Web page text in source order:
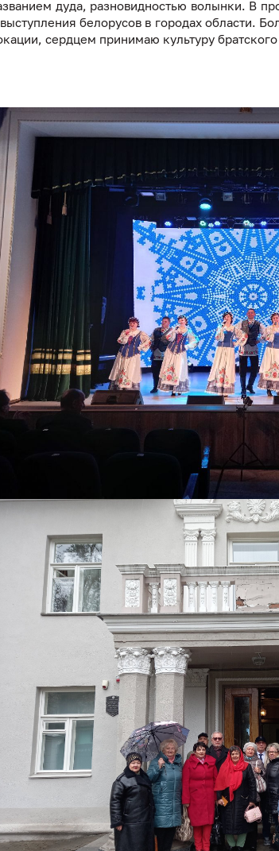
дуда, разновидностью волынки. В
белорусов в городах области.
сердцем принимаю культуру